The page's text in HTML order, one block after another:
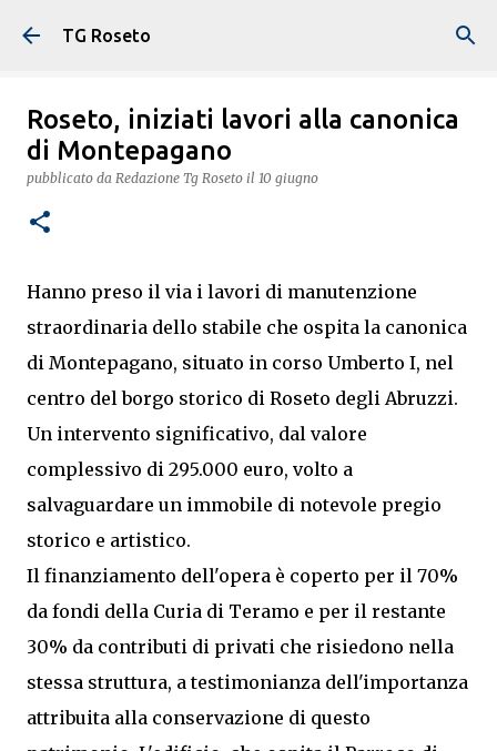
Passa ai contenuti principali
TG Roseto
Roseto, iniziati lavori alla canonica
di Montepagano
pubblicato da Redazione Tg Roseto il 10 giugno
Hanno preso il via i lavori di manutenzione
straordinaria dello stabile che ospita la canonica
di Montepagano, situato in corso Umberto I, nel
centro del borgo storico di Roseto degli Abruzzi.
Un intervento significativo, dal valore
complessivo di 295.000 euro, volto a
salvaguardare un immobile di notevole pregio
storico e artistico.
Il finanziamento dell'opera è coperto per il 70%
da fondi della Curia di Teramo e per il restante
30% da contributi di privati che risiedono nella
stessa struttura, a testimonianza dell'importanza
attribuita alla conservazione di questo